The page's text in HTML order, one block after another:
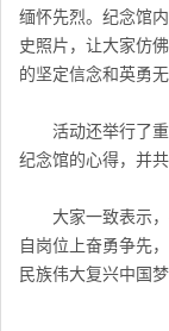
缅怀先烈。纪念馆
史照片，让大家仿
的坚定信念和英勇无
活动还举行了
纪念馆的心得，并
大家一致表示
自岗位上奋勇争先
民族伟大复兴中国